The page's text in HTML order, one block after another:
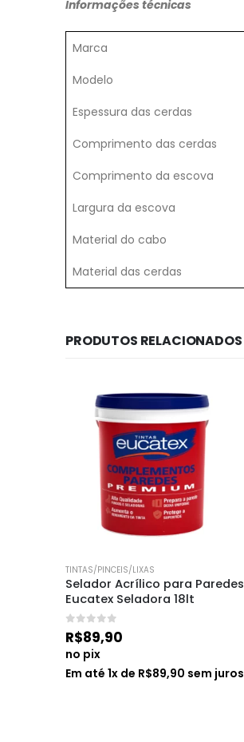
Informações técnicas
Marca
Modelo
Espessura das cerdas
Comprimento das cerdas
Comprimento da escova
Largura da escova
Material do cabo
Material das cerdas
PRODUTOS RELACIONADOS
TINTAS/PINCEIS/LIXAS
Selador Acrílico para Paredes
Eucatex Seladora 18lt
0 de 5
R$89,90
no pix
Em até 1x de R$89,90 sem juros